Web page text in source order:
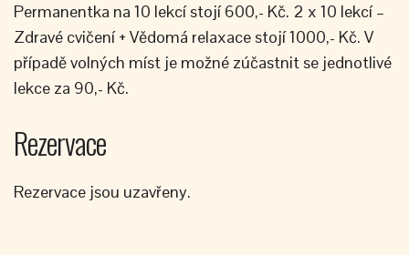
Permanentka na 10 lekcí stojí 600,- Kč. 2 x 10 lekcí –
Zdravé cvičení + Vědomá relaxace stojí 1000,- Kč. V
případě volných míst je možné zúčastnit se jednotlivé
lekce za 90,- Kč.
Rezervace
Rezervace jsou uzavřeny.